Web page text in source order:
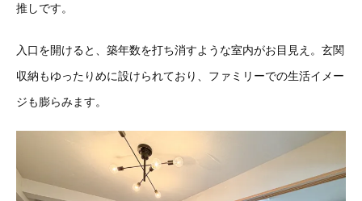
推しです。
入口を開けると、築年数を打ち消すような室内がお目見え。玄関
収納もゆったりめに設けられており、ファミリーでの生活イメー
ジも膨らみます。